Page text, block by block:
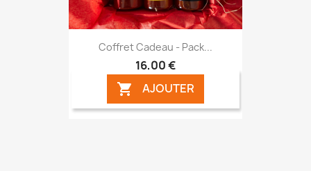
Coffret Cadeau - Pack...
16,00 €
 AJOUTER